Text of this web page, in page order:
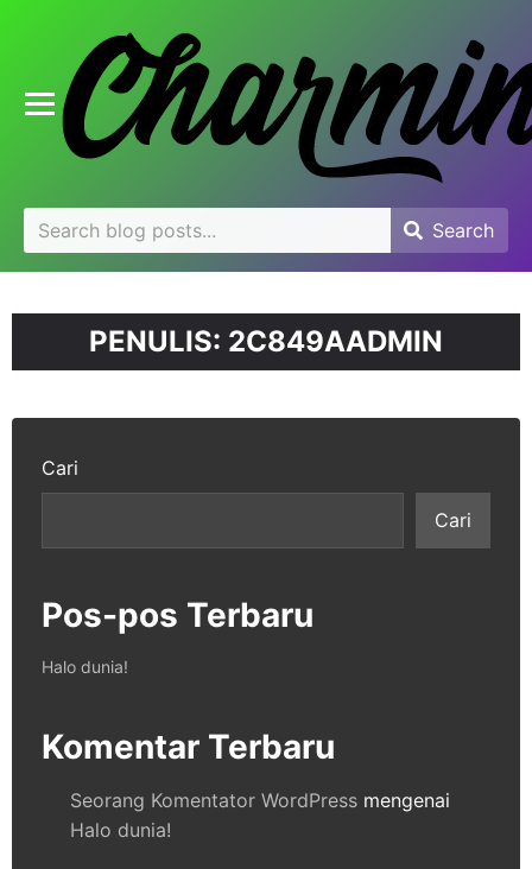
Toggle mobile menu
Search
for:
Search
Search
PENULIS: 2C849AADMIN
Cari
Cari
Pos-pos Terbaru
Halo dunia!
Komentar Terbaru
Seorang Komentator WordPress mengenai
Halo dunia!